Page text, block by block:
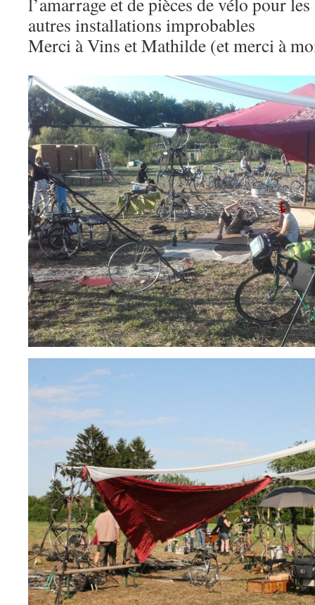
autres installations improbables
Merci à Vins et Mathilde (et merci à